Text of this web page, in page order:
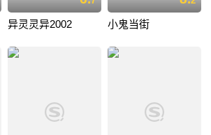
异灵灵异2002 小鬼当街